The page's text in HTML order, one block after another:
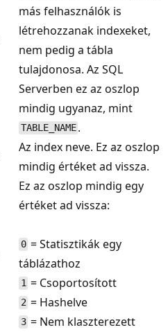
más felhasználók is
létrehozzanak indexeket,
nem pedig a tábla
tulajdonosa. Az SQL
Serverben ez az oszlop
mindig ugyanaz, mint
TABLE_NAME .
Az index neve. Ez az oszlop
mindig értéket ad vissza.
Ez az oszlop mindig egy
értéket ad vissza:
0 = Statisztikák egy
táblázathoz
1 = Csoportosított
2 = Hashelve
3 = Nem klaszterezett